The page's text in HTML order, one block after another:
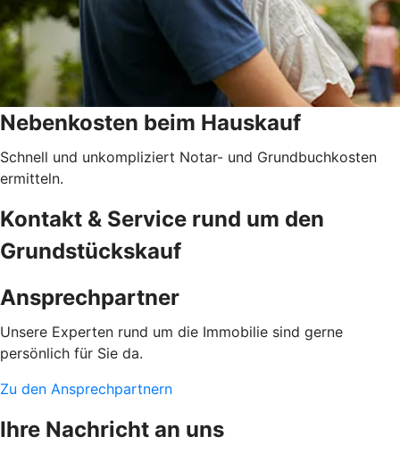
Nebenkosten beim Hauskauf
Schnell und unkompliziert Notar- und Grundbuchkosten
ermitteln.
Kontakt & Service rund um den
Grundstückskauf
Ansprechpartner
Unsere Experten rund um die Immobilie sind gerne
persönlich für Sie da.
Zu den Ansprechpartnern
Ihre Nachricht an uns